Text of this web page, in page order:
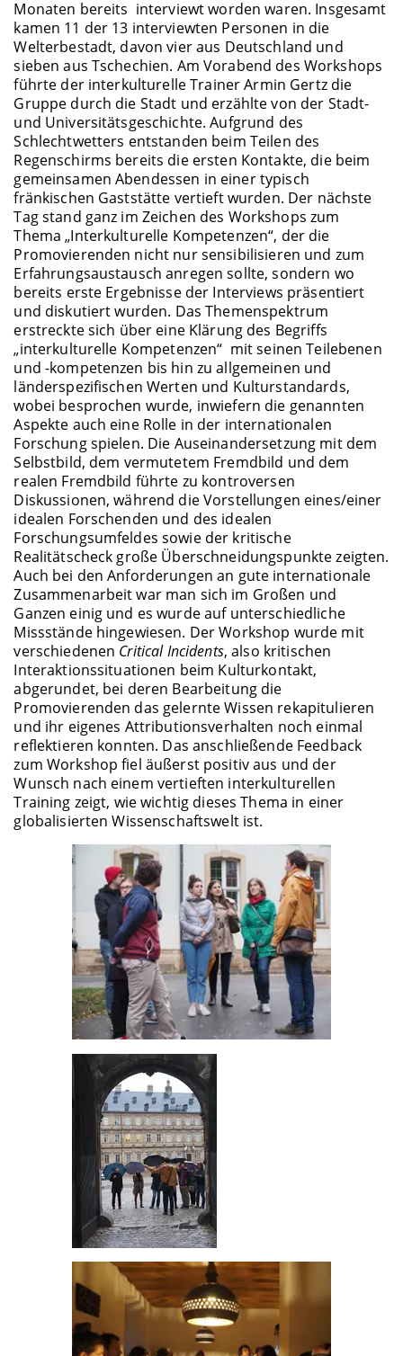
Monaten bereits interviewt worden waren. Insgesamt
kamen 11 der 13 interviewten Personen in die
Welterbestadt, davon vier aus Deutschland und
sieben aus Tschechien. Am Vorabend des Workshops
führte der interkulturelle Trainer Armin Gertz die
Gruppe durch die Stadt und erzählte von der Stadt-
und Universitätsgeschichte. Aufgrund des
Schlechtwetters entstanden beim Teilen des
Regenschirms bereits die ersten Kontakte, die beim
gemeinsamen Abendessen in einer typisch
fränkischen Gaststätte vertieft wurden. Der nächste
Tag stand ganz im Zeichen des Workshops zum
Thema „Interkulturelle Kompetenzen“, der die
Promovierenden nicht nur sensibilisieren und zum
Erfahrungsaustausch anregen sollte, sondern wo
bereits erste Ergebnisse der Interviews präsentiert
und diskutiert wurden. Das Themenspektrum
erstreckte sich über eine Klärung des Begriffs
„interkulturelle Kompetenzen“ mit seinen Teilebenen
und -kompetenzen bis hin zu allgemeinen und
länderspezifischen Werten und Kulturstandards,
wobei besprochen wurde, inwiefern die genannten
Aspekte auch eine Rolle in der internationalen
Forschung spielen. Die Auseinandersetzung mit dem
Selbstbild, dem vermutetem Fremdbild und dem
realen Fremdbild führte zu kontroversen
Diskussionen, während die Vorstellungen eines/einer
idealen Forschenden und des idealen
Forschungsumfeldes sowie der kritische
Realitätscheck große Überschneidungspunkte zeigten.
Auch bei den Anforderungen an gute internationale
Zusammenarbeit war man sich im Großen und
Ganzen einig und es wurde auf unterschiedliche
Missstände hingewiesen. Der Workshop wurde mit
verschiedenen Critical Incidents, also kritischen
Interaktionssituationen beim Kulturkontakt,
abgerundet, bei deren Bearbeitung die
Promovierenden das gelernte Wissen rekapitulieren
und ihr eigenes Attributionsverhalten noch einmal
reflektieren konnten. Das anschließende Feedback
zum Workshop fiel äußerst positiv aus und der
Wunsch nach einem vertieften interkulturellen
Training zeigt, wie wichtig dieses Thema in einer
globalisierten Wissenschaftswelt ist.